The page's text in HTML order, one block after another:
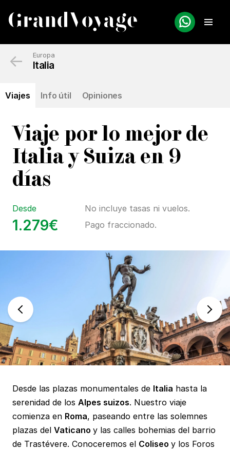
Europa
Italia
Viajes Info útil Opiniones
←
Viaje por lo mejor de
Italia y Suiza en 9
días
Desde
1.279€
No incluye tasas ni vuelos.
Pago fraccionado.
Desde las plazas monumentales de Italia hasta la
serenidad de los Alpes suizos. Nuestro viaje
comienza en Roma, paseando entre las solemnes
plazas del Vaticano y las calles bohemias del barrio
de Trastévere. Conoceremos el Coliseo y los Foros